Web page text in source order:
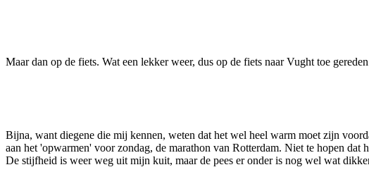
Maar dan op de fiets. Wat een lekker weer, dus op de fiets naar Vught toe
Bijna, want diegene die mij kennen, weten dat het wel heel warm moet zijn
aan het 'opwarmen' voor zondag, de marathon van Rotterdam. Niet te hopen
De stijfheid is weer weg uit mijn kuit, maar de pees er onder is nog wel wat